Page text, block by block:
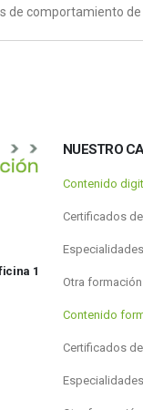
de comportamiento
1
NUESTRO
Contenido
Certificados
Otra
Contenido
Certificados